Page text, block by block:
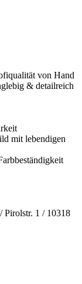
von Hand
& detailreich
mit lebendigen
1 / 10318